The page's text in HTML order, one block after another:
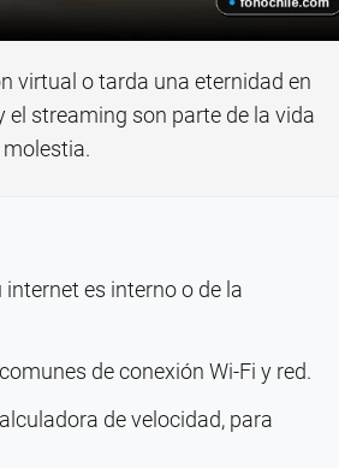
virtual o tarda una eternidad en
el streaming son parte de la vida
es interno o de la
de conexión Wi-Fi y red.
de velocidad, para